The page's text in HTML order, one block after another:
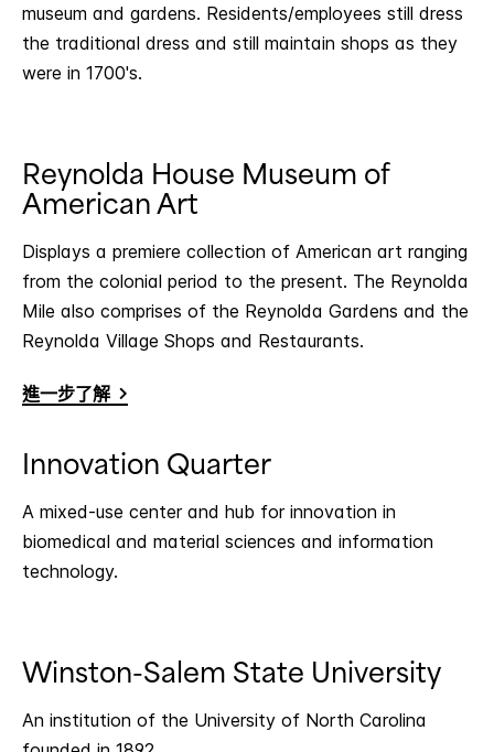
museum and gardens. Residents/employees still dress
the traditional dress and still maintain shops as they
were in 1700's.
Reynolda House Museum of
American Art
Displays a premiere collection of American art ranging
from the colonial period to the present. The Reynolda
Mile also comprises of the Reynolda Gardens and the
Reynolda Village Shops and Restaurants.
進一步了解
Innovation Quarter
A mixed-use center and hub for innovation in
biomedical and material sciences and information
technology.
Winston-Salem State University
An institution of the University of North Carolina